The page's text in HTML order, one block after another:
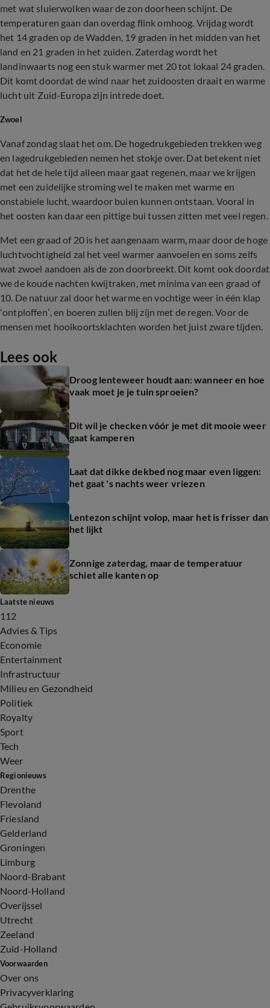
met wat sluierwolken waar de zon doorheen schijnt. De
temperaturen gaan dan overdag flink omhoog. Vrijdag wordt
het 14 graden op de Wadden, 19 graden in het midden van het
land en 21 graden in het zuiden. Zaterdag wordt het
landinwaarts nog een stuk warmer met 20 tot lokaal 24 graden.
Dit komt doordat de wind naar het zuidoosten draait en warme
lucht uit Zuid-Europa zijn intrede doet.
Zwoel
Vanaf zondag slaat het om. De hogedrukgebieden trekken weg
en lagedrukgebieden nemen het stokje over. Dat betekent niet
dat het de hele tijd alleen maar gaat regenen, maar we krijgen
met een zuidelijke stroming wel te maken met warme en
onstabiele lucht, waardoor buien kunnen ontstaan. Vooral in
het oosten kan daar een pittige bui tussen zitten met veel regen.
Met een graad of 20 is het aangenaam warm, maar door de hoge
luchtvochtigheid zal het veel warmer aanvoelen en soms zelfs
wat zwoel aandoen als de zon doorbreekt. Dit komt ook doordat
we de koude nachten kwijtraken, met minima van een graad of
10. De natuur zal door het warme en vochtige weer in één klap
‘ontploffen’, en boeren zullen blij zijn met de regen. Voor de
mensen met hooikoortsklachten worden het juist zware tijden.
Lees ook
Droog lenteweer houdt aan: wanneer en hoe
vaak moet je je tuin sproeien?
Dit wil je checken vóór je met dit mooie weer
gaat kamperen
Laat dat dikke dekbed nog maar even liggen:
het gaat 's nachts weer vriezen
Lentezon schijnt volop, maar het is frisser dan
het lijkt
Zonnige zaterdag, maar de temperatuur
schiet alle kanten op
Laatste nieuws
112
Advies & Tips
Economie
Entertainment
Infrastructuur
Milieu en Gezondheid
Politiek
Royalty
Sport
Tech
Weer
Regionieuws
Drenthe
Flevoland
Friesland
Gelderland
Groningen
Limburg
Noord-Brabant
Noord-Holland
Overijssel
Utrecht
Zeeland
Zuid-Holland
Voorwaarden
Over ons
Privacyverklaring